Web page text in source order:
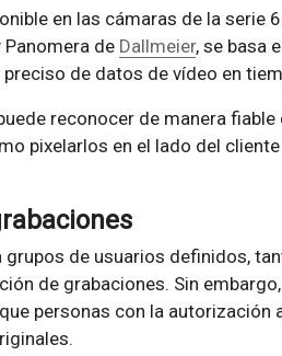
en las cámaras de la serie
de Dallmeier, se basa
de datos de vídeo en
reconocer de manera
pixelarlos en el lado del
grupos de usuarios definidos,
de grabaciones. Sin
personas con la autorización